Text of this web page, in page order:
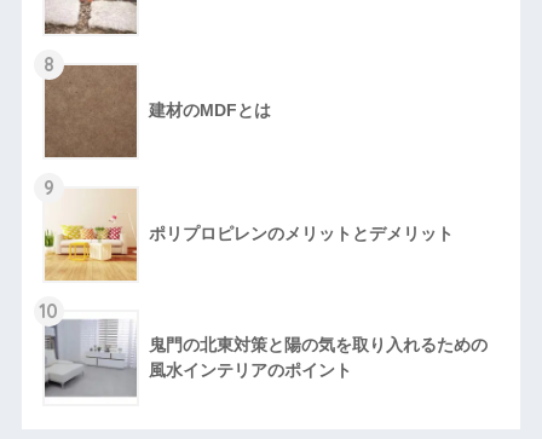
8
建材のMDFとは
9
ポリプロピレンのメリットとデメリット
10
鬼門の北東対策と陽の気を取り入れるための
風水インテリアのポイント